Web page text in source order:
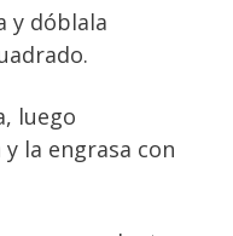
y dóblala
luego
la engrasa con